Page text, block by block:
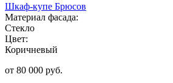
Шкаф-купе Брюсов
Материал фасада:
Стекло
Цвет:
Коричневый
от 80 000 руб.